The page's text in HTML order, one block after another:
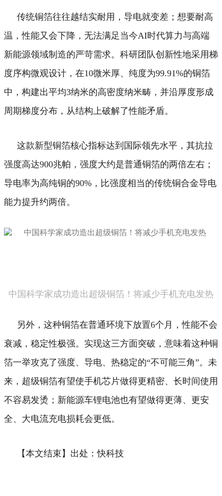
传统铜箔往往越结实耐用，导电就变差；想要耐高
温，性能又会下降，无法满足当今AI时代算力与高端
新能源领域制造的严苛需求。 科研团队创新性地采用梯
度序构微观设计，在10微米厚、纯度为99.91%的铜箔
中，构建出平均3纳米的高密度纳米畴，并沿厚度形成
周期梯度分布，从结构上破解了性能矛盾。
这款新型铜箔核心指标达到国际领先水平，其抗拉
强度高达900兆帕，强度大约是普通铜箔的两倍左右；
导电率为高纯铜的90%，比强度相当的传统铜合金导电
能力提升约两倍。
中国科学家成功造出超级铜箔！将减少手机充电发热
另外，这种铜箔在普通环境下放置6个月，性能不会
衰减，稳定性极强。 实现这三方面突破，意味着这种铜
箔一举攻克了强度、导电、热稳定的“不可能三角”。 未
来，超级铜箔有望使手机芯片做得更精密、长时间使用
不容易发烫；新能源车锂电池也有望做得更薄、更安
全、大电流充电损耗会更低。
【本文结束】出处：快科技